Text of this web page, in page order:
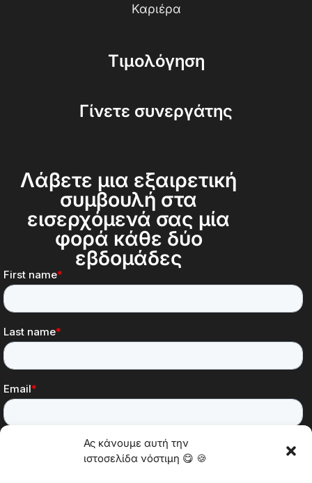
Ας κάνουμε αυτή την
ιστοσελίδα νόστιμη 😋 🍪
Καριέρα
Τιμολόγηση
Γίνετε συνεργάτης
Λάβετε μια εξαιρετική
συμβουλή στα
εισερχόμενά σας μία
φορά κάθε δύο
εβδομάδες